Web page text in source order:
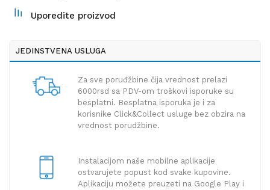
Uporedite proizvod
JEDINSTVENA USLUGA
Za sve poruđžbine čija vrednost prelazi
6000rsd sa PDV-om troškovi isporuke su
besplatni. Besplatna isporuka je i za
korisnike Click&Collect usluge bez obzira na
vrednost porudžbine.
Instalacijom naše mobilne aplikacije
ostvarujete popust kod svake kupovine.
Aplikaciju možete preuzeti na Google Play i